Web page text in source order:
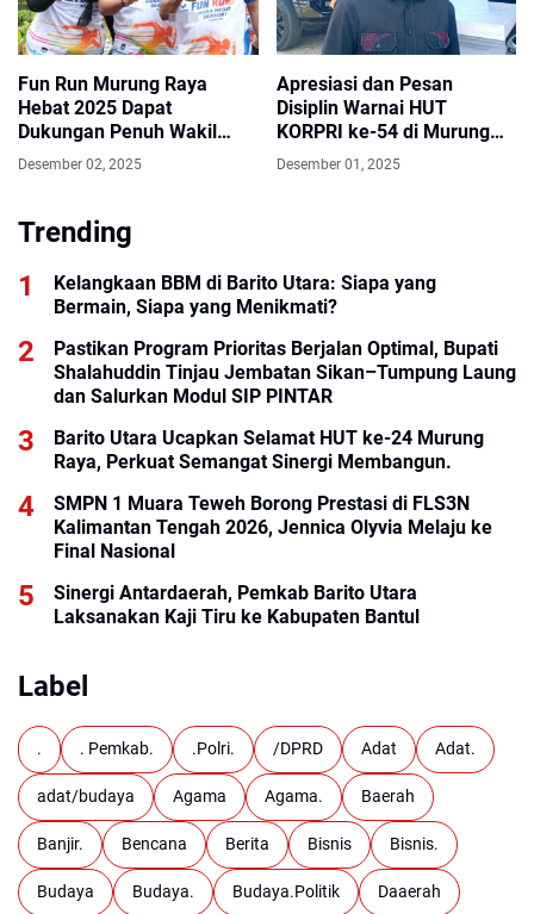
Fun Run Murung Raya
Hebat 2025 Dapat
Dukungan Penuh Wakil
Ketua DPRD
Desember 02, 2025
Apresiasi dan Pesan
Disiplin Warnai HUT
KORPRI ke-54 di Murung
Raya
Desember 01, 2025
Trending
Kelangkaan BBM di Barito Utara: Siapa yang
Bermain, Siapa yang Menikmati?
Pastikan Program Prioritas Berjalan Optimal, Bupati
Shalahuddin Tinjau Jembatan Sikan–Tumpung Laung
dan Salurkan Modul SIP PINTAR
Barito Utara Ucapkan Selamat HUT ke-24 Murung
Raya, Perkuat Semangat Sinergi Membangun.
SMPN 1 Muara Teweh Borong Prestasi di FLS3N
Kalimantan Tengah 2026, Jennica Olyvia Melaju ke
Final Nasional
Sinergi Antardaerah, Pemkab Barito Utara
Laksanakan Kaji Tiru ke Kabupaten Bantul
Label
. . Pemkab. .Polri. /DPRD Adat Adat.
adat/budaya Agama Agama. Baerah
Banjir. Bencana Berita Bisnis Bisnis.
Budaya Budaya. Budaya.Politik Daaerah